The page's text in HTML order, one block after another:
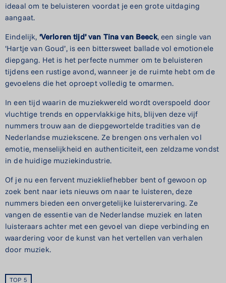
ideaal om te beluisteren voordat je een grote uitdaging
aangaat.
Eindelijk, ‘Verloren tijd’ van Tina van Beeck, een single van
‘Hartje van Goud’, is een bittersweet ballade vol emotionele
diepgang. Het is het perfecte nummer om te beluisteren
tijdens een rustige avond, wanneer je de ruimte hebt om de
gevoelens die het oproept volledig te omarmen.
In een tijd waarin de muziekwereld wordt overspoeld door
vluchtige trends en oppervlakkige hits, blijven deze vijf
nummers trouw aan de diepgewortelde tradities van de
Nederlandse muziekscene. Ze brengen ons verhalen vol
emotie, menselijkheid en authenticiteit, een zeldzame vondst
in de huidige muziekindustrie.
Of je nu een fervent muziekliefhebber bent of gewoon op
zoek bent naar iets nieuws om naar te luisteren, deze
nummers bieden een onvergetelijke luisterervaring. Ze
vangen de essentie van de Nederlandse muziek en laten
luisteraars achter met een gevoel van diepe verbinding en
waardering voor de kunst van het vertellen van verhalen
door muziek.
TOP 5